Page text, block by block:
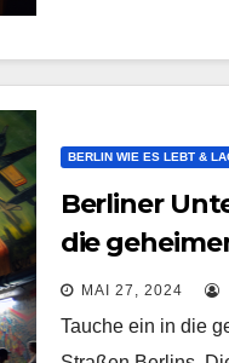
BERLIN WIE ES LEBT &
Berliner
die
der Stadt
MAI 27, 2024
Tauche ein in die